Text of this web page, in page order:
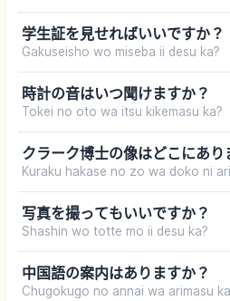
学生証を見せればいいですか？
Gakuseisho wo miseba ii desu ka?
時計の音はいつ聞けますか？
Tokei no oto wa itsu kikemasu ka?
クラーク博士の像はどこにあり
Kuraku hakase no zo wa doko ni
写真を撮ってもいいですか？
Shashin wo totte mo ii desu ka?
中国語の案内はありますか？
Chugokugo no annai wa arimasu